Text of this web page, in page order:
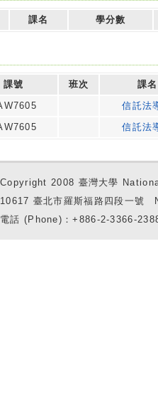
課名 學分數
課號 班次
課名
信託法
信託法
Copyright 2008 臺灣大學
10617 臺北市羅斯福路四段一
電話 (Phone)：+886-2-3366-